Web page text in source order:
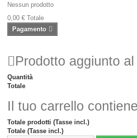
Nessun prodotto
0,00 € Totale
Pagamento
Prodotto aggiunto
Quantità
Totale
Il tuo carrello
Totale prodotti (Tasse incl.)
Totale (Tasse incl.)